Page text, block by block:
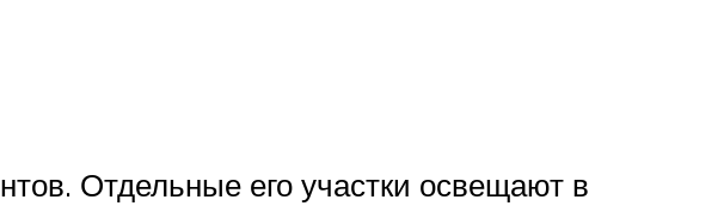
Отдельные его участки освещают в